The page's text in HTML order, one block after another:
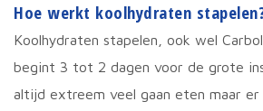
Hoe werkt koolhydraten
Koolhydraten stapelen, ook wel
begint 3 tot 2 dagen voor de grote
altijd extreem veel gaan eten maar